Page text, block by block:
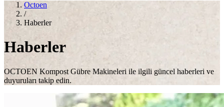
Octoen
/
Haberler
Haberler
OCTOEN Kompost Gübre Makineleri ile ilgili güncel haberleri ve
duyuruları takip edin.